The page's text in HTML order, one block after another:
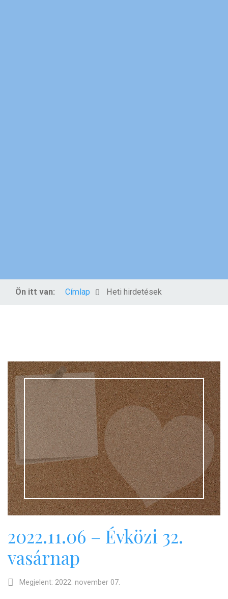
Ön itt van: Címlap Heti hirdetések
2022.11.06 – Évközi 32.
vasárnap
Megjelent: 2022. november 07.